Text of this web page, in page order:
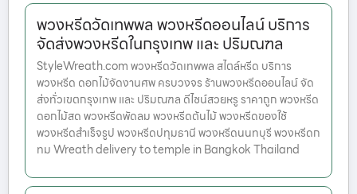
พวงหรีดวัดเทพพล พวงหรีดออนไลน์ บริการ
จัดส่งพวงหรีดในกรุงเทพ และ ปริมณฑล
StyleWreath.com พวงหรีดวัดเทพพล สไตล์หรีด บริการ
พวงหรีด ดอกไม้จัดงานศพ ครบวงจร ร้านพวงหรีดออนไลน์ จัด
ส่งทั่วเขตกรุงเทพ และ ปริมณฑล ดีไซน์สวยหรู ราคาถูก พวงหรีด
ดอกไม้สด พวงหรีดพัดลม พวงหรีดต้นไม้ พวงหรีดของใช้
พวงหรีดสำเร็จรูป พวงหรีดปทุมธานี พวงหรีดนนทบุรี พวงหรีดก
ทม Wreath delivery to temple in Bangkok Thailand